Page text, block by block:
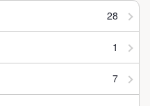
28
1
7